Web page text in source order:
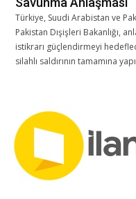
Türkiye, Suudi Arabistan ve
Pakistan Dışişleri Bakanlığı,
istikrarı güçlendirmeyi
silahlı saldırının tamamına